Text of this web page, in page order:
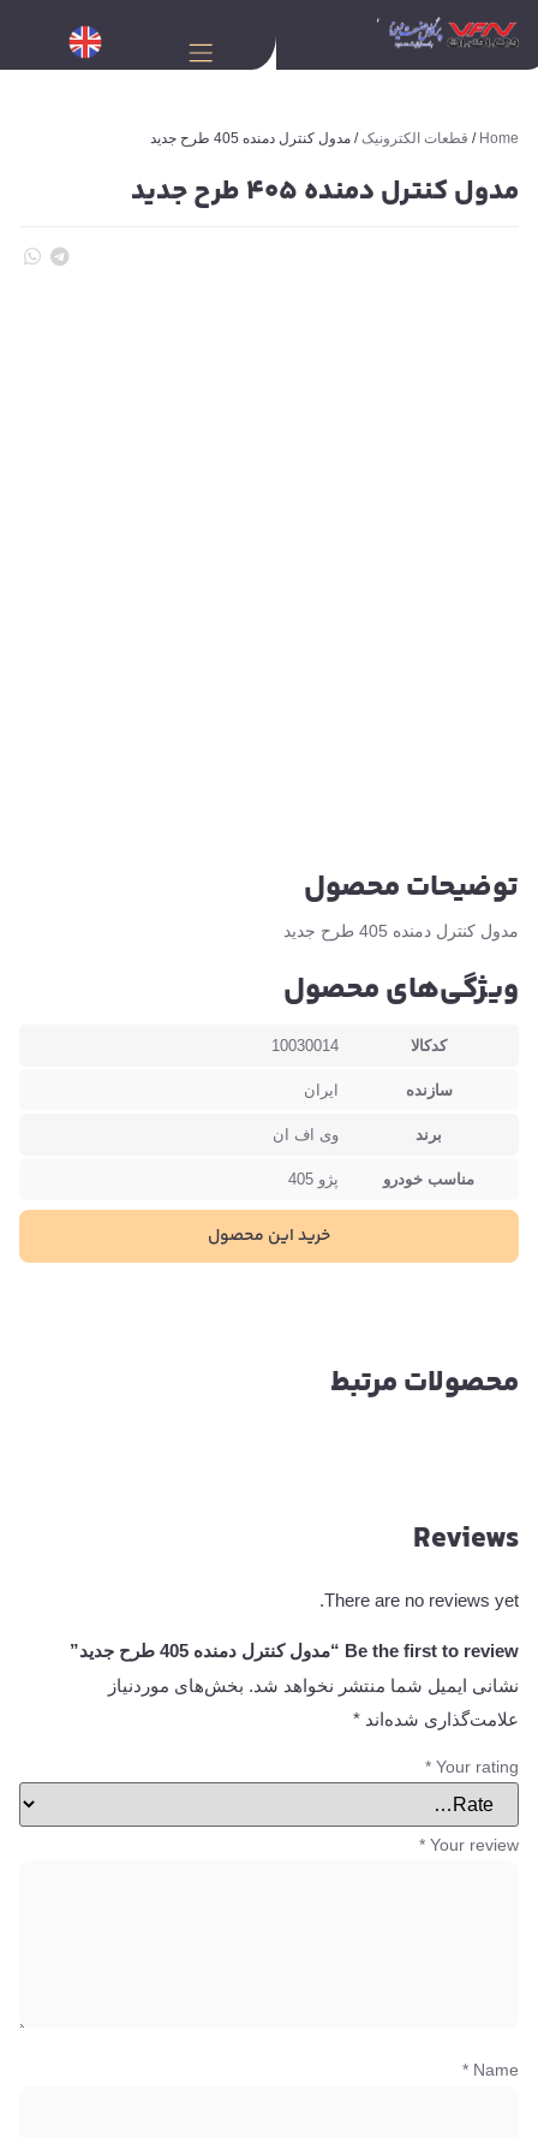
Home
/ قطعات الکترونیک/ مدول کنترل دمنده 405 طرح جدید
مدول کنترل دمنده 405 طرح جدید
توضیحات محصول
مدول کنترل دمنده 405 طرح جدید
ویژگی‌های محصول
کدکالا 10030014
سازنده ایران
برند وی اف ان
مناسب خودرو پژو 405
خرید این محصول
محصولات مرتبط
Reviews
There are no reviews yet.
Be the first to review “مدول کنترل دمنده 405 طرح جدید”
نشانی ایمیل شما منتشر نخواهد شد. بخش‌های موردنیاز
علامت‌گذاری شده‌اند *
Your rating
*
Your review
*
Name
*